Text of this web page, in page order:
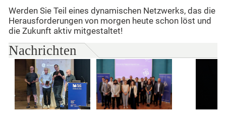
Werden Sie Teil eines dynamischen Netzwerks, das die
Herausforderungen von morgen heute schon löst und
die Zukunft aktiv mitgestaltet!
Nachrichten